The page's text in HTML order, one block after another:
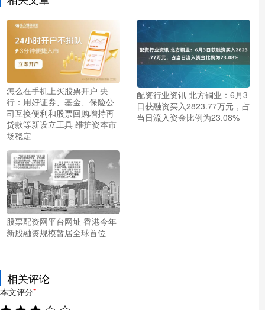
怎么在手机上买股票开户 央
行：用好证券、基金、保险公
司互换便利和股票回购增持再
贷款等新设立工具 维护资本市
场稳定
配资行业资讯 北方铜业：6月3
日获融资买入2823.77万元，占
当日流入资金比例为23.08%
股票配资网平台网址 香港今年
新股融资规模暂居全球首位
相关评论
本文评分*